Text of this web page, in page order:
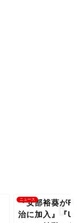
ニュース
『安部裕葵が
治に加入』『